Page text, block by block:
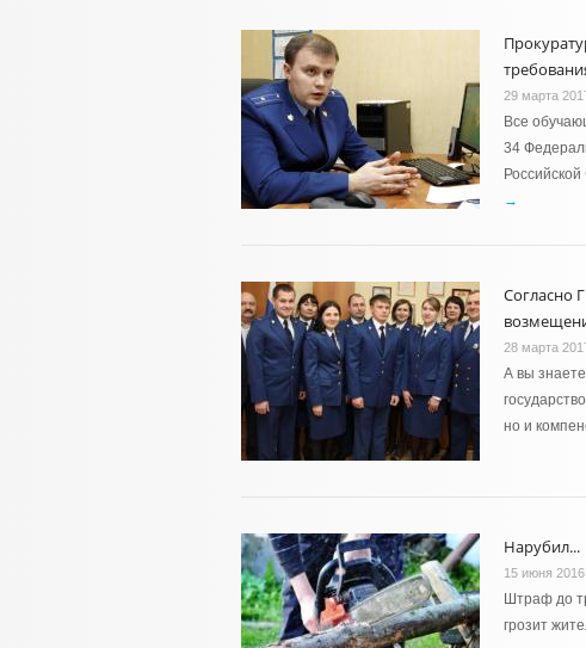
29 марта
Все
34
→
Согласно
28 марта
А вы
но и
Нарубил...
15 июня
Штраф до
грозит